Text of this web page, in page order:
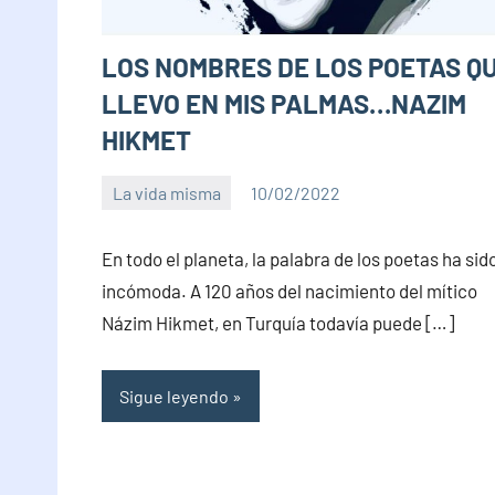
LOS NOMBRES DE LOS POETAS
LLEVO EN MIS PALMAS…NAZIM
HIKMET
La vida misma 10/02/2022
comentarios
En todo el planeta, la palabra de los poetas ha
incómoda. A 120 años del nacimiento del mítico
Názim Hikmet, en Turquía todavía puede […]
Sigue leyendo